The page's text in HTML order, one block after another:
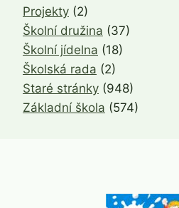
Projekty (2)
Školní družina (37)
Školní jídelna (18)
Školská rada (2)
Staré stránky (948)
Základní škola (574)